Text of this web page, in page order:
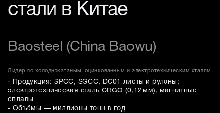
стали в Китае
Baosteel (China Baowu)
Лидер по холоднокатаным, оцинкованным и электротехническим сталям
- Продукция: SPCC, SGCC, DC01 листы и рулоны;
электротехническая сталь CRGO (0,12 мм), магнитные
сплавы
- Объёмы — миллионы тонн в год